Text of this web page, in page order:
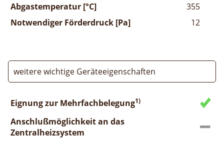
Abgastemperatur [°C]
355
Notwendiger Förderdruck [Pa]
12
weitere wichtige Geräteeigenschaften
Eignung zur Mehrfachbelegung1)
Anschlußmöglichkeit an das
Zentralheizsystem